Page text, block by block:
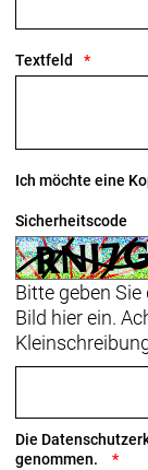
Textfeld
Ich möchte eine
Sicherheitscode
Bitte geben
Bild hier ein.
Die
genommen.